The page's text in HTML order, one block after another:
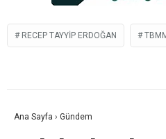
RECEP TAYYIP ERDOĞAN
Ana Sayfa › Gündem